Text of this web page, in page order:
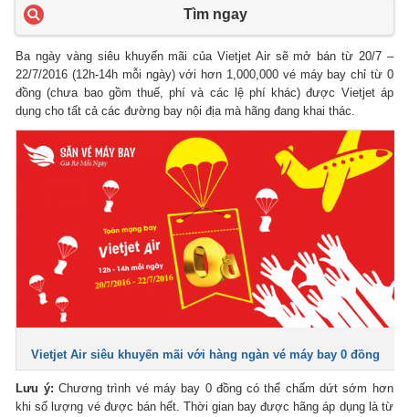
Tìm ngay
Ba ngày vàng siêu khuyến mãi của Vietjet Air sẽ mở bán từ 20/7 –
22/7/2016 (12h-14h mỗi ngày) với hơn 1,000,000 vé máy bay chỉ từ 0
đồng (chưa bao gồm thuế, phí và các lệ phí khác) được Vietjet áp
dụng cho tất cả các đường bay nội địa mà hãng đang khai thác.
Vietjet Air siêu khuyến mãi với hàng ngàn vé máy bay 0 đồng
Lưu ý: Chương trình vé máy bay 0 đồng có thể chấm dứt sớm hơn
khi số lượng vé được bán hết. Thời gian bay được hãng áp dụng là từ